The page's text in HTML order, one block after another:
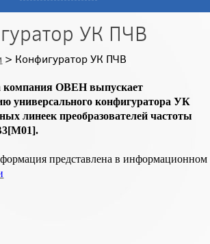
УК ПЧВ
> Конфигуратор УК ПЧВ
компания ОВЕН выпускает
универсального конфигуратора УК
линеек преобразователей частоты
представлена в информационном